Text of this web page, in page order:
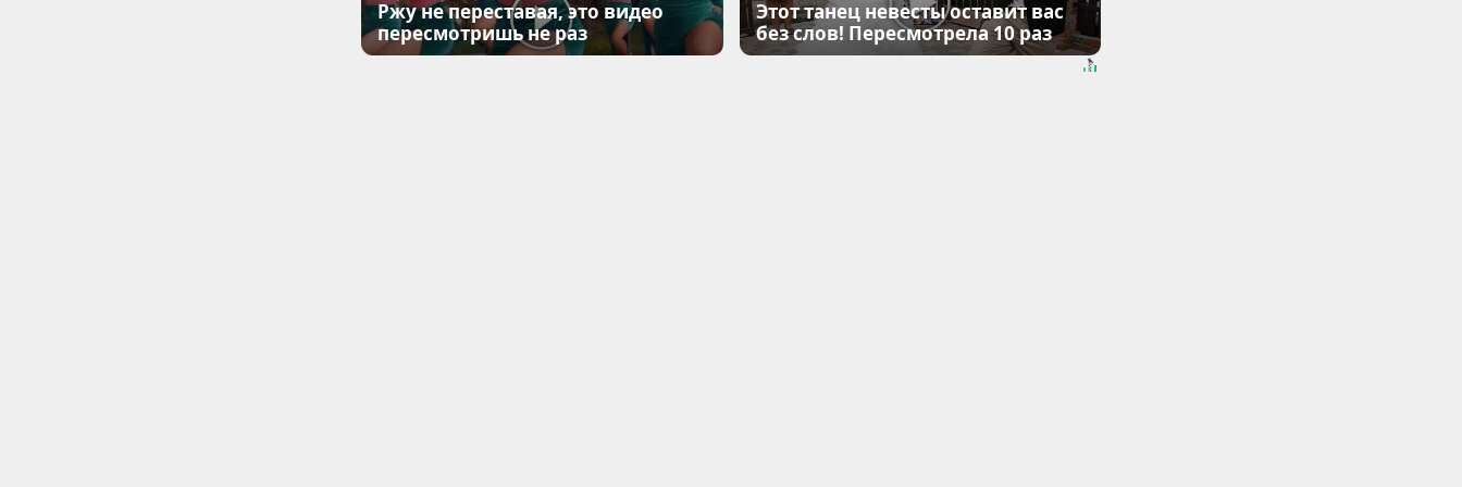
Ржу не переставая, это видео
пересмотришь не раз
Этот танец невесты оставит вас
без слов! Пересмотрела 10 раз